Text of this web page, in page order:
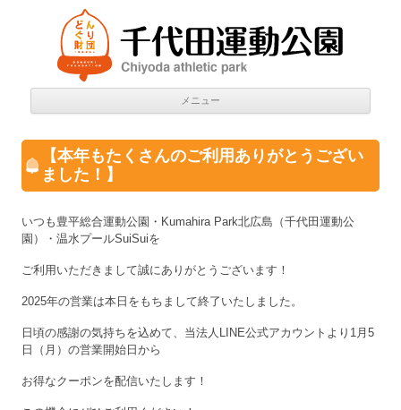
千代田運動公園 メニュー
【本年もたくさんのご利用ありがとうござい
ました！】
いつも豊平総合運動公園・Kumahira Park北広島（千代田運動公
園）・温水プールSuiSuiを
ご利用いただきまして誠にありがとうございます！
2025年の営業は本日をもちまして終了いたしました。
日頃の感謝の気持ちを込めて、当法人LINE公式アカウントより1月5
日（月）の営業開始日から
お得なクーポンを配信いたします！